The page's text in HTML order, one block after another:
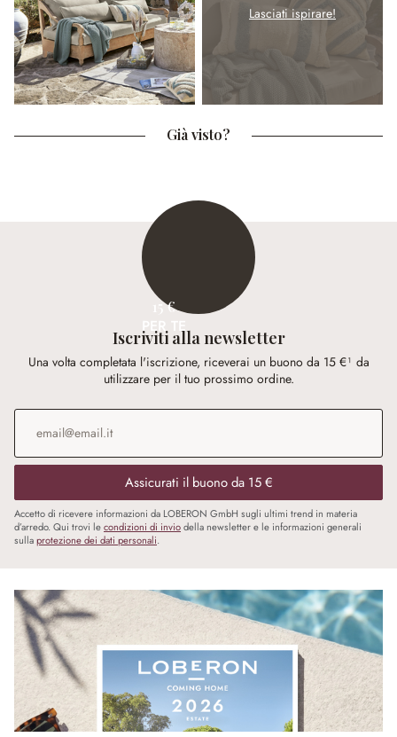
Lasciati ispirare!
Già visto?
15 €
PER TE
Iscriviti alla newsletter
Una volta completata l'iscrizione, riceverai un buono da 15 €¹ da
utilizzare per il tuo prossimo ordine.
Indirizzo e-mail
Assicurati il buono da 15 €
Accetto di ricevere informazioni da LOBERON GmbH sugli ultimi trend in materia
d’arredo. Qui trovi lecondizioni di inviodella newsletter e le informazioni generali
sullaprotezione dei dati personali.